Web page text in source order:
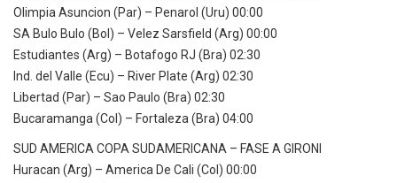
Olimpia Asuncion (Par) – Penarol (Uru) 00:00
SA Bulo Bulo (Bol) – Velez Sarsfield (Arg) 00:00
Estudiantes (Arg) – Botafogo RJ (Bra) 02:30
Ind. del Valle (Ecu) – River Plate (Arg) 02:30
Libertad (Par) – Sao Paulo (Bra) 02:30
Bucaramanga (Col) – Fortaleza (Bra) 04:00
SUD AMERICA COPA SUDAMERICANA – FASE A GIRONI
Huracan (Arg) – America De Cali (Col) 00:00